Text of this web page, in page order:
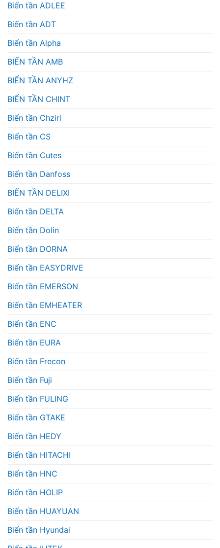
Biến tần ADLEE
Biến tần ADT
Biến tần Alpha
BIẾN TẦN AMB
BIẾN TẦN ANYHZ
BIẾN TẦN CHINT
Biến tần Chziri
Biến tần CS
Biến tần Cutes
Biến tần Danfoss
BIẾN TẦN DELIXI
Biến tần DELTA
Biến tần Dolin
Biến tần DORNA
Biến tần EASYDRIVE
Biến tần EMERSON
Biến tần EMHEATER
Biến tần ENC
Biến tần EURA
Biến tần Frecon
Biến tần Fuji
Biến tần FULING
Biến tần GTAKE
Biến tần HEDY
Biến tần HITACHI
Biến tần HNC
Biến tần HOLIP
Biến tần HUAYUAN
Biến tần Hyundai